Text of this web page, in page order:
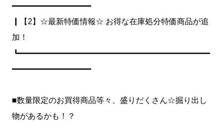
━━━━━━━━━━
┃【2】☆最新特価情報☆ お得な在庫処分特価商品が追
加！
┗━━━━━━━━━━━━━━━━━━━━━━━━
━━━━━━━━━━
■数量限定のお買得商品等々、盛りだくさん☆掘り出し
物があるかも！？